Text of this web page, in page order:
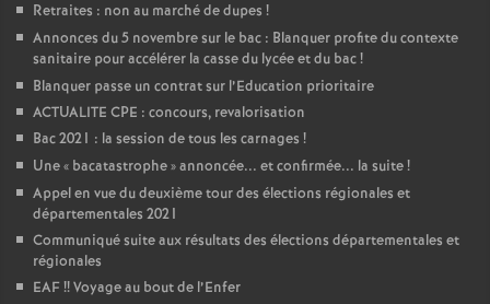
Retraites : non au marché de dupes !
Annonces du 5 novembre sur le bac : Blanquer profite du contexte
sanitaire pour accélérer la casse du lycée et du bac!
Blanquer passe un contrat sur l’Education prioritaire
ACTUALITE CPE : concours, revalorisation
Bac 2021 : la session de tous les carnages !
Une « bacatastrophe» annoncée... et confirmée... la suite!
Appel en vue du deuxième tour des élections régionales et
départementales 2021
Communiqué suite aux résultats des élections départementales et
régionales
EAF!! Voyage au bout de l’Enfer